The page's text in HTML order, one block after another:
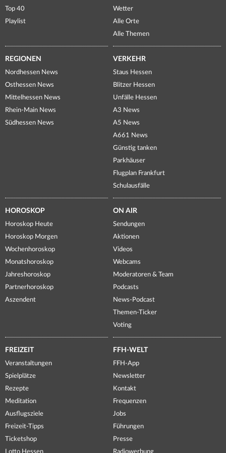
Top 40
Playlist
Wetter
Alle Orte
Alle Themen
REGIONEN
Nordhessen News
Osthessen News
Mittelhessen News
Rhein-Main News
Südhessen News
VERKEHR
Staus Hessen
Blitzer Hessen
Unfälle Hessen
A3 News
A5 News
A661 News
Günstig tanken
Parkhäuser
Flugplan Frankfurt
Schulausfälle
HOROSKOP
Horoskop Heute
Horoskop Morgen
Wochenhoroskop
Monatshoroskop
Jahreshoroskop
Partnerhoroskop
Aszendent
ON AIR
Sendungen
Aktionen
Videos
Webcams
Moderatoren & Team
Podcasts
News-Podcast
Themen-Ticker
Voting
FREIZEIT
Veranstaltungen
Spielplätze
Rezepte
Meditation
Ausflugsziele
Freizeit-Tipps
Ticketshop
Lotto Hessen
FFH-WELT
FFH-App
Newsletter
Kontakt
Frequenzen
Jobs
Führungen
Presse
Radiowerbung